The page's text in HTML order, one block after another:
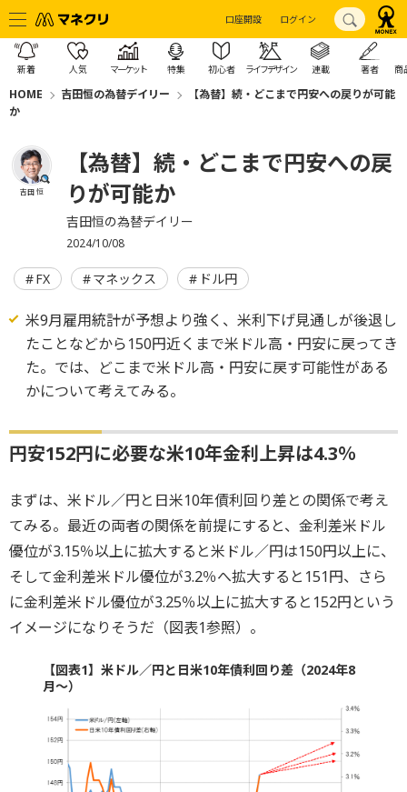
口座開設 ログイン
新着 人気 マーケット 特集 初心者 ライフデザイン 連載 著者 商
HOME 吉田恒の為替デイリー
【為替】続・どこまで円安への戻りが可能
か
吉田 恒
【為替】続・どこまで円安への戻
りが可能か
吉田恒の為替デイリー
2024/10/08
FX マネックス ドル円
米9月雇用統計が予想より強く、米利下げ見通しが後退し
たことなどから150円近くまで米ドル高・円安に戻ってき
た。では、どこまで米ドル高・円安に戻す可能性がある
かについて考えてみる。
円安152円に必要な米10年金利上昇は4.3％
まずは、米ドル／円と日米10年債利回り差との関係で考え
てみる。最近の両者の関係を前提にすると、金利差米ドル
優位が3.15％以上に拡大すると米ドル／円は150円以上に、
そして金利差米ドル優位が3.2％へ拡大すると151円、さら
に金利差米ドル優位が3.25％以上に拡大すると152円という
イメージになりそうだ（図表1参照）。
【図表1】米ドル／円と日米10年債利回り差（2024年8
月～）